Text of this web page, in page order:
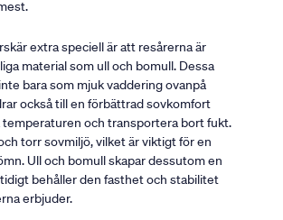
extra speciell är att resårerna är
material som ull och bomull. Dessa
bara som mjuk vaddering ovanpå
också till en förbättrad sovkomfort
och transportera bort fukt.
torr sovmiljö, vilket är viktigt för en
Ull och bomull skapar dessutom en
behåller den fasthet och stabilitet
erbjuder.